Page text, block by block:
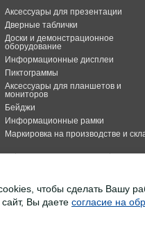
Аксессуары для презентации
Дверные таблички
Доски и демонстрационное
оборудование
Информационные дисплеи
Пиктограммы
Аксессуары для планшетов и
мониторов
Бейджи
Информационные рамки
Маркировка на производстве и
чтобы сделать Вашу
Вы даете согласие на